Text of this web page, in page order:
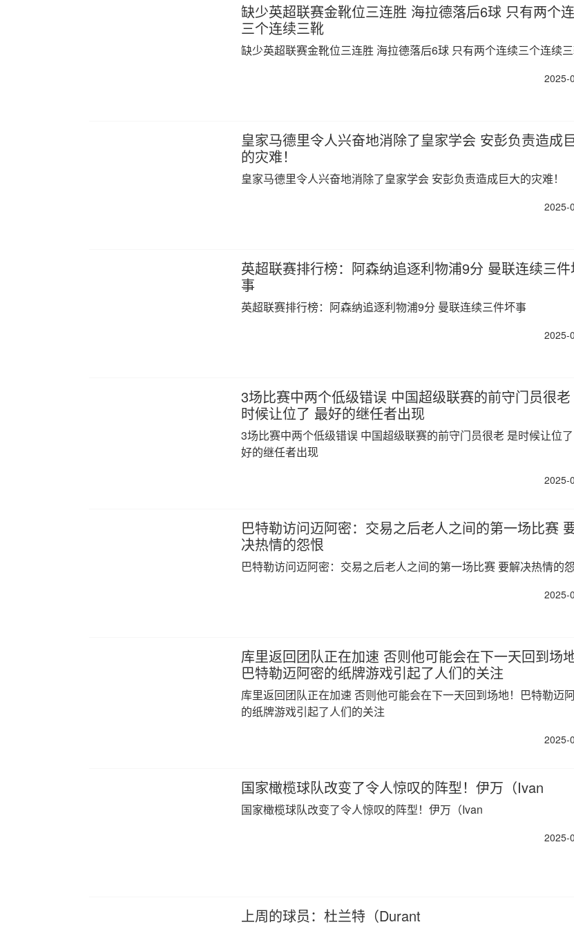
缺少英超联赛金靴位三连胜 海拉德落后6球 只有两个
三个连续三靴
缺少英超联赛金靴位三连胜 海拉德落后6球 只有两个连续三个连续
2025-
皇家马德里令人兴奋地消除了皇家学会 安彭负责造成
的灾难！
皇家马德里令人兴奋地消除了皇家学会 安彭负责造成巨大的灾难！
2025-
英超联赛排行榜：阿森纳追逐利物浦9分 曼联连续三
事
英超联赛排行榜：阿森纳追逐利物浦9分 曼联连续三件坏事
2025-
3场比赛中两个低级错误 中国超级联赛的前守门员很老
时候让位了 最好的继任者出现
3场比赛中两个低级错误 中国超级联赛的前守门员很老 是时候让位
好的继任者出现
2025-
巴特勒访问迈阿密：交易之后老人之间的第一场比赛
决热情的怨恨
巴特勒访问迈阿密：交易之后老人之间的第一场比赛 要解决热情的
2025-
库里返回团队正在加速 否则他可能会在下一天回到场地
巴特勒迈阿密的纸牌游戏引起了人们的关注
库里返回团队正在加速 否则他可能会在下一天回到场地！巴特勒迈
的纸牌游戏引起了人们的关注
2025-
国家橄榄球队改变了令人惊叹的阵型！伊万（Ivan
国家橄榄球队改变了令人惊叹的阵型！伊万（Ivan
2025-
上周的球员：杜兰特（Durant